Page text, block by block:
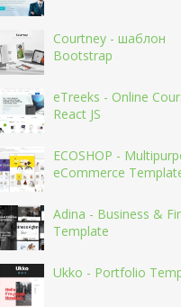
Courtney - шаблон
Bootstrap
eTreeks - Online
React JS
ECOSHOP -
eCommerce
Adina - Business &
Template
Ukko - Portfolio